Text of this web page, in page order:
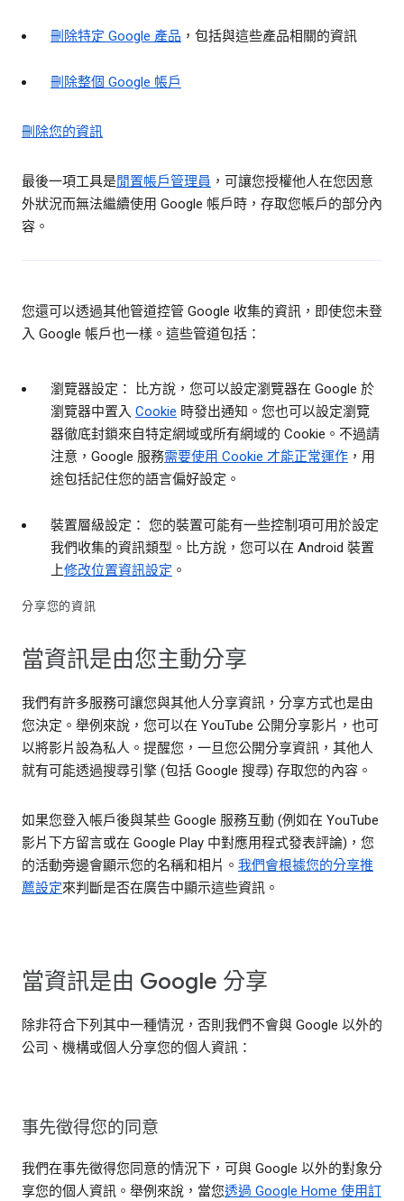
刪除特定 Google 產品 ，包括與這些產品相關的資訊
刪除整個 Google 帳戶
刪除您的資訊
最後一項工具是閒置帳戶管理員 ，可讓您授權他人在您因意
外狀況而無法繼續使用 Google 帳戶時，存取您帳戶的部分內
容。
您還可以透過其他管道控管 Google 收集的資訊，即使您未登
入 Google 帳戶也一樣。這些管道包括：
瀏覽器設定： 比方說，您可以設定瀏覽器在 Google 於
瀏覽器中置入 Cookie 時發出通知。您也可以設定瀏覽
器徹底封鎖來自特定網域或所有網域的 Cookie。不過請
注意，Google 服務需要使用 Cookie 才能正常運作 ，用
途包括記住您的語言偏好設定。
裝置層級設定： 您的裝置可能有一些控制項可用於設定
我們收集的資訊類型。比方說，您可以在 Android 裝置
上修改位置資訊設定 。
分享您的資訊
當資訊是由您主動分享
我們有許多服務可讓您與其他人分享資訊，分享方式也是由
您決定。舉例來說，您可以在 YouTube 公開分享影片，也可
以將影片設為私人。提醒您，一旦您公開分享資訊，其他人
就有可能透過搜尋引擎 (包括 Google 搜尋) 存取您的內容。
如果您登入帳戶後與某些 Google 服務互動 (例如在 YouTube
影片下方留言或在 Google Play 中對應用程式發表評論)，您
的活動旁邊會顯示您的名稱和相片。 我們會根據您的分享推
薦設定來判斷是否在廣告中顯示這些資訊。
當資訊是由 Google 分享
除非符合下列其中一種情況，否則我們不會與 Google 以外的
公司、機構或個人分享您的個人資訊：
事先徵得您的同意
我們在事先徵得您同意的情況下，可與 Google 以外的對象分
享您的個人資訊。舉例來說，當您透過 Google Home 使用訂